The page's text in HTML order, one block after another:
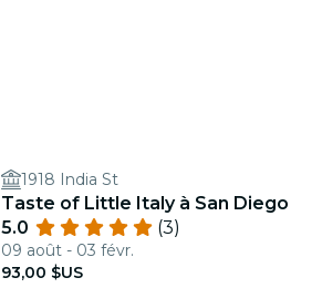
1918 India St
Taste of Little Italy à San Diego
5.0
(3)
09 août - 03 févr.
93,00 $US